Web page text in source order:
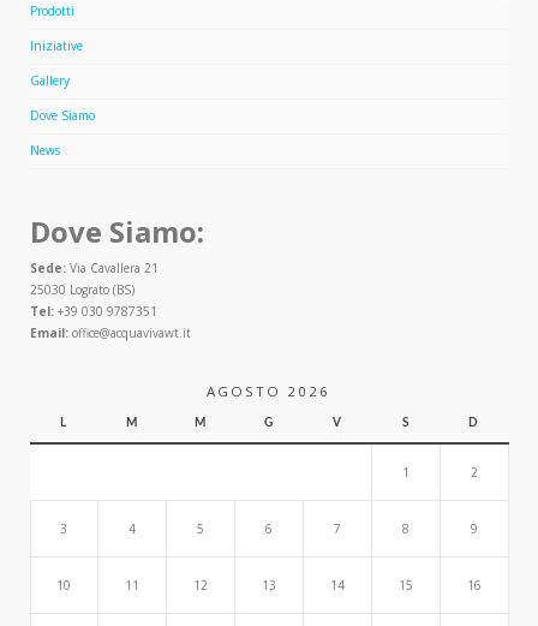
Prodotti
Iniziative
Gallery
Dove Siamo
News
Dove Siamo:
Sede:Via Cavallera 21
25030 Lograto (BS)
Tel:+39 030 9787351
Email:office@acquavivawt.it
AGOSTO 2026
L M M G V S D
1 2
3 4 5 6 7 8 9
10 11 12 13 14 15 16